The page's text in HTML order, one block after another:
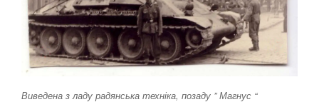
Виведена з ладу радянська техніка, позаду ” Магнус “